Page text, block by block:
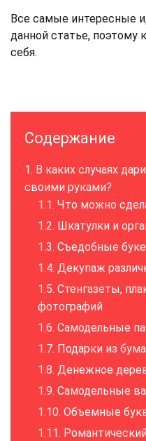
Все самые интересные
данной статье, поэтому
себя.
Содержание
В каких случаях
своими руками?
Что можно
Шкатулки и
Съедобные
Декупаж
Стенгазеты,
фотографий
Самодельные
Подарки из
Денежное
Самодельные
Объемные